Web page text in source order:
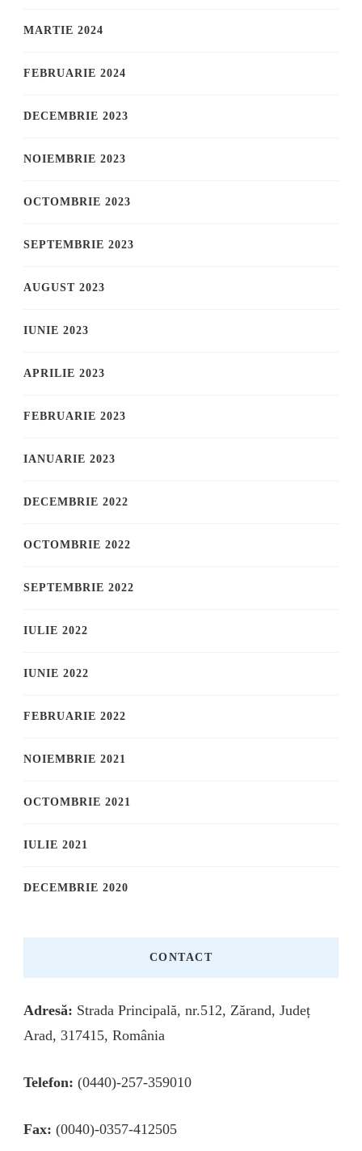
MARTIE 2024
FEBRUARIE 2024
DECEMBRIE 2023
NOIEMBRIE 2023
OCTOMBRIE 2023
SEPTEMBRIE 2023
AUGUST 2023
IUNIE 2023
APRILIE 2023
FEBRUARIE 2023
IANUARIE 2023
DECEMBRIE 2022
OCTOMBRIE 2022
SEPTEMBRIE 2022
IULIE 2022
IUNIE 2022
FEBRUARIE 2022
NOIEMBRIE 2021
OCTOMBRIE 2021
IULIE 2021
DECEMBRIE 2020
CONTACT
Adresă: Strada Principală, nr.512, Zărand, Județ
Arad, 317415, România
Telefon: (0440)-257-359010
Fax: (0040)-0357-412505